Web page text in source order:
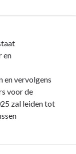
en
en vervolgens
voor de
zal leiden tot